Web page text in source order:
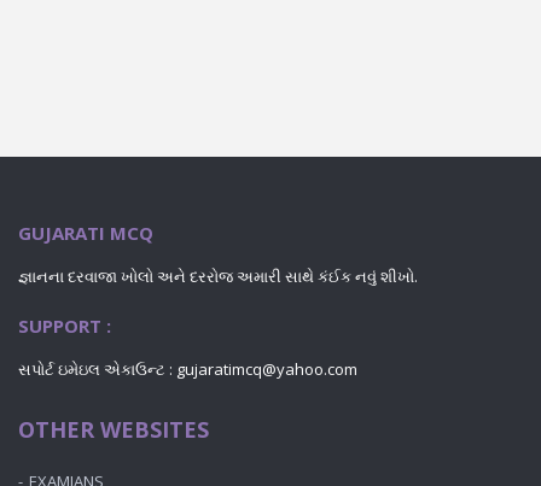
GUJARATI MCQ
જ્ઞાનના દરવાજા ખોલો અને દરરોજ અમારી સાથે કંઈક નવું શીખો.
SUPPORT :
સપોર્ટ ઇમેઇલ એકાઉન્ટ : gujaratimcq@yahoo.com
OTHER WEBSITES
EXAMIANS